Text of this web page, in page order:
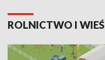
ROLNICTWO I WIEŚ